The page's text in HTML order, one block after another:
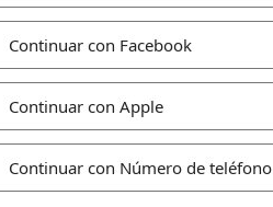
Continuar con Facebook
Continuar con Apple
Continuar con Número de teléfono